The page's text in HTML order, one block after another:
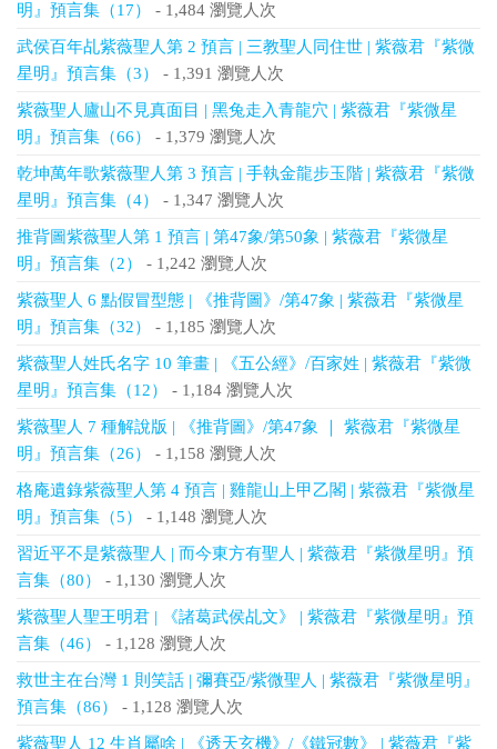
明』預言集（17）
- 1,484 瀏覽人次
武侯百年乩紫薇聖人第 2 預言 | 三教聖人同住世 | 紫薇君『紫微
星明』預言集（3）
- 1,391 瀏覽人次
紫薇聖人廬山不見真面目 | 黑兔走入青龍穴 | 紫薇君『紫微星
明』預言集（66）
- 1,379 瀏覽人次
乾坤萬年歌紫薇聖人第 3 預言 | 手執金龍步玉階 | 紫薇君『紫微
星明』預言集（4）
- 1,347 瀏覽人次
推背圖紫薇聖人第 1 預言 | 第47象/第50象 | 紫薇君『紫微星
明』預言集（2）
- 1,242 瀏覽人次
紫薇聖人 6 點假冒型態 | 《推背圖》/第47象 | 紫薇君『紫微星
明』預言集（32）
- 1,185 瀏覽人次
紫薇聖人姓氏名字 10 筆畫 | 《五公經》/百家姓 | 紫薇君『紫微
星明』預言集（12）
- 1,184 瀏覽人次
紫薇聖人 7 種解說版 | 《推背圖》/第47象 ｜ 紫薇君『紫微星
明』預言集（26）
- 1,158 瀏覽人次
格庵遺錄紫薇聖人第 4 預言 | 雞龍山上甲乙閣 | 紫薇君『紫微星
明』預言集（5）
- 1,148 瀏覽人次
習近平不是紫薇聖人 | 而今東方有聖人 | 紫薇君『紫微星明』預
言集（80）
- 1,130 瀏覽人次
紫薇聖人聖王明君 | 《諸葛武侯乩文》 | 紫薇君『紫微星明』預
言集（46）
- 1,128 瀏覽人次
救世主在台灣 1 則笑話 | 彌賽亞/紫微聖人 | 紫薇君『紫微星明』
預言集（86）
- 1,128 瀏覽人次
紫薇聖人 12 生肖屬啥 | 《透天玄機》/《鐵冠數》 | 紫薇君『紫